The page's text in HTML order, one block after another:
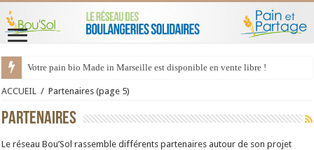
Votre pain bio Made in Marseille est disponible en vente libre !
ACCUEIL / Partenaires (page 5)
Partenaires
Le réseau Bou’Sol rassemble différents partenaires autour de son projet